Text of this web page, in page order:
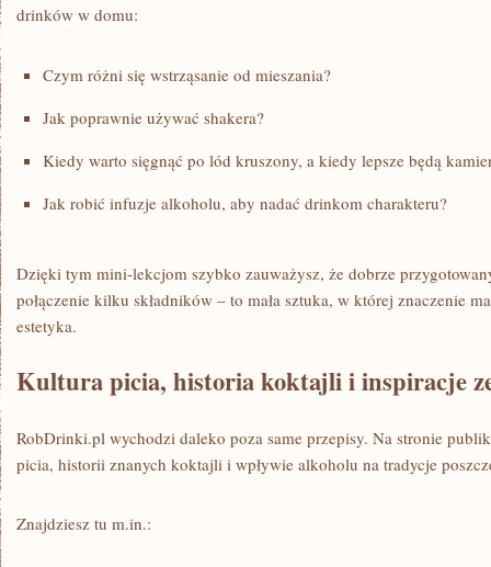
drinków w domu:
Czym różni się wstrząsanie od mieszania?
Jak poprawnie używać shakera?
Kiedy warto sięgnąć po lód kruszony, a kiedy lepsze będą
Jak robić infuzje alkoholu, aby nadać drinkom charakteru?
Dzięki tym mini-lekcjom szybko zauważysz, że dobrze
połączenie kilku składników – to mała sztuka, w której znaczenie
estetyka.
Kultura picia, historia koktajli i inspiracje
RobDrinki.pl wychodzi daleko poza same przepisy. Na stronie
picia, historii znanych koktajli i wpływie alkoholu na tradycje
Znajdziesz tu m.in.: